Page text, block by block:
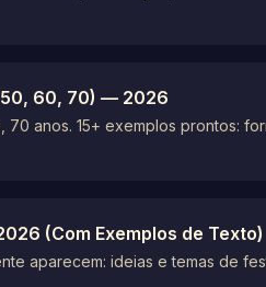
60, 70) — 2026
anos. 15+ exemplos prontos:
(Com Exemplos de Texto)
aparecem: ideias e temas de